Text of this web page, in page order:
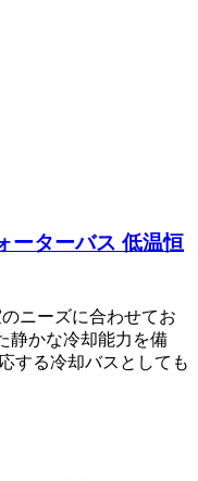
ーターバス 低温恒
ニーズに合わせてお
静かな冷却能力を備
する冷却バスとしても